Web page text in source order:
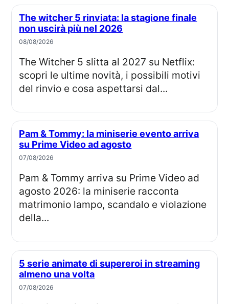
The witcher 5 rinviata: la stagione finale
non uscirà più nel 2026
08/08/2026
The Witcher 5 slitta al 2027 su Netflix:
scopri le ultime novità, i possibili motivi
del rinvio e cosa aspettarsi dal...
Pam & Tommy: la miniserie evento arriva
su Prime Video ad agosto
07/08/2026
Pam & Tommy arriva su Prime Video ad
agosto 2026: la miniserie racconta
matrimonio lampo, scandalo e violazione
della...
5 serie animate di supereroi in streaming
almeno una volta
07/08/2026